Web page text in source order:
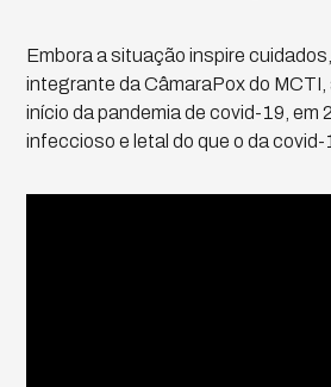
Embora a situação inspire
integrante da CâmaraPox do
início da pandemia de covid-19, em
infeccioso e letal do que o da covid-